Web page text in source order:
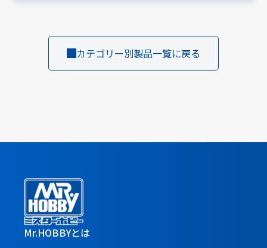
カテゴリー別製品一覧に戻る
Mr.HOBBYとは